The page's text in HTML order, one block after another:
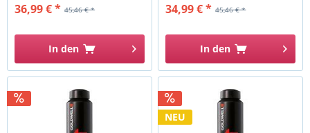
45,46 € *
36,99 € *
In den
45,46 € *
34,99 € *
In den
NEU